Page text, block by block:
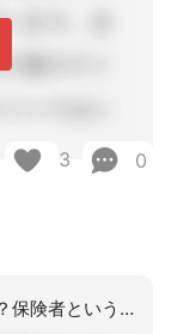
3 0
長寿というのは、保険者の事でしょうか？保険者という解釈でコメントしますね。一次判